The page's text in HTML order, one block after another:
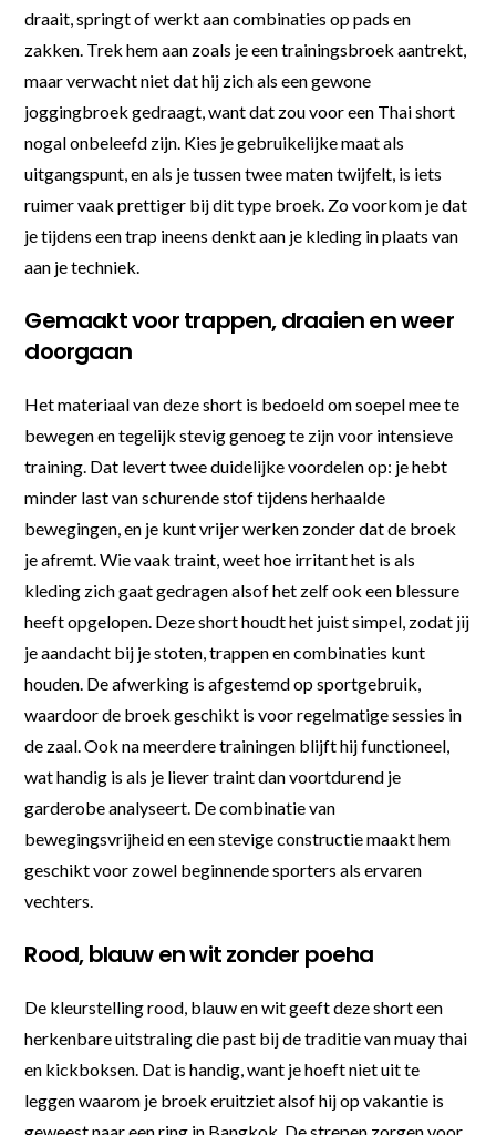
draait, springt of werkt aan combinaties op pads en
zakken. Trek hem aan zoals je een trainingsbroek aantrekt,
maar verwacht niet dat hij zich als een gewone
joggingbroek gedraagt, want dat zou voor een Thai short
nogal onbeleefd zijn. Kies je gebruikelijke maat als
uitgangspunt, en als je tussen twee maten twijfelt, is iets
ruimer vaak prettiger bij dit type broek. Zo voorkom je dat
je tijdens een trap ineens denkt aan je kleding in plaats van
aan je techniek.
Gemaakt voor trappen, draaien en weer
doorgaan
Het materiaal van deze short is bedoeld om soepel mee te
bewegen en tegelijk stevig genoeg te zijn voor intensieve
training. Dat levert twee duidelijke voordelen op: je hebt
minder last van schurende stof tijdens herhaalde
bewegingen, en je kunt vrijer werken zonder dat de broek
je afremt. Wie vaak traint, weet hoe irritant het is als
kleding zich gaat gedragen alsof het zelf ook een blessure
heeft opgelopen. Deze short houdt het juist simpel, zodat jij
je aandacht bij je stoten, trappen en combinaties kunt
houden. De afwerking is afgestemd op sportgebruik,
waardoor de broek geschikt is voor regelmatige sessies in
de zaal. Ook na meerdere trainingen blijft hij functioneel,
wat handig is als je liever traint dan voortdurend je
garderobe analyseert. De combinatie van
bewegingsvrijheid en een stevige constructie maakt hem
geschikt voor zowel beginnende sporters als ervaren
vechters.
Rood, blauw en wit zonder poeha
De kleurstelling rood, blauw en wit geeft deze short een
herkenbare uitstraling die past bij de traditie van muay thai
en kickboksen. Dat is handig, want je hoeft niet uit te
leggen waarom je broek eruitziet alsof hij op vakantie is